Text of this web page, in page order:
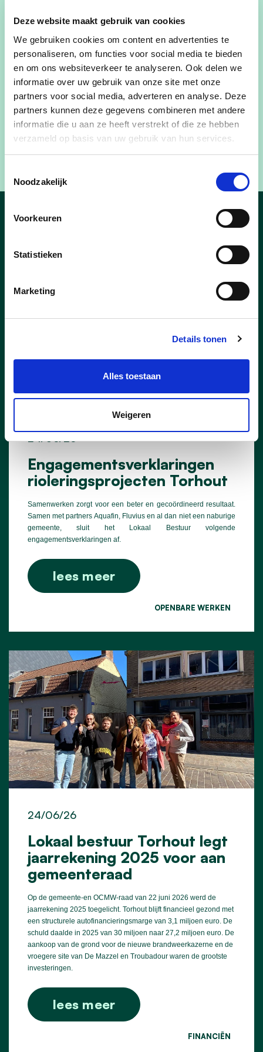
Deze website maakt gebruik van cookies
We gebruiken cookies om content en advertenties te
personaliseren, om functies voor social media te bieden
en om ons websiteverkeer te analyseren. Ook delen we
informatie over uw gebruik van onze site met onze
partners voor social media, adverteren en analyse. Deze
partners kunnen deze gegevens combineren met andere
informatie die u aan ze heeft verstrekt of die ze hebben
verzameld op basis van uw gebruik van hun services.
Noodzakelijk
Voorkeuren
Statistieken
Marketing
Details tonen
Alles toestaan
Weigeren
het binnengebied van de Site Pollet. Het lokaal
bestuur legt voor de panden een som neer van
690.000 euro.
Schepen van StadspatrimoniumHans Blomme :
"Dankjewel aan alle fracties van de
gemeenteraad voor jullie medewerking in dit
dossier. Zij stonden hier expliciet achter en
gaven hun zegen om de budgetten voor de
aankoop hiervoor vrij te maken."
Engagementsverklaringen
rioleringsprojecten Torhout
24/06/26
Samenwerken zorgt voor een beter en gecoördineerd resultaat.
Samen met partners Aquafin, Fluvius en al dan niet een naburige
gemeente, sluit het Lokaal Bestuur volgende
engagementsverklaringen af.
lees meer
OPENBARE WERKEN
Lokaal bestuur Torhout legt
jaarrekening 2025 voor aan
gemeenteraad
24/06/26
Op de gemeente-en OCMW-raad van 22 juni 2026 werd de
jaarrekening 2025 toegelicht. Torhout blijft financieel gezond met
een structurele autofinancieringsmarge van 3,1 miljoen euro. De
schuld daalde in 2025 van 30 miljoen naar 27,2 miljoen euro. De
aankoop van de grond voor de nieuwe brandweerkazerne en de
vroegere site van De Mazzel en Troubadour waren de grootste
investeringen.
lees meer
FINANCIËN